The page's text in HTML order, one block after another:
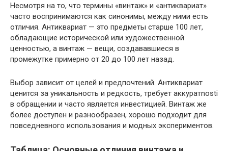
Несмотря на то, что термины «винтаж» и «антиквариат»
часто воспринимаются как синонимы, между ними есть
отличия. Антиквариат — это предметы старше 100 лет,
обладающие исторической или художественной
ценностью, а винтаж — вещи, создававшиеся в
промежутке примерно от 20 до 100 лет назад.
Выбор зависит от целей и предпочтений. Антиквариат
ценится за уникальность и редкость, требует аккуратnosti
в обращении и часто является инвестицией. Винтаж же
более доступен и разнообразен, хорошо подходит для
повседневного использования и модных экспериментов.